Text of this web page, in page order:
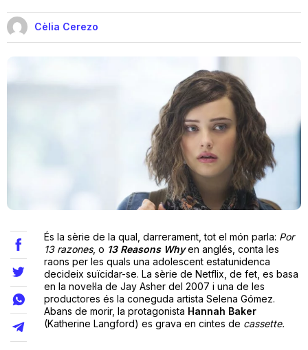
Videoclips
Cinema i Televisió
Teatre
Internet
Opinió
Llibres
La Llista
Llocs
Cèlia Cerezo
És la sèrie de la qual, darrerament, tot el món parla: Por
13 razones, o 13 Reasons Whyen anglés, conta les
raons per les quals una adolescent estatunidenca
decideix suïcidar-se. La sèrie de Netflix, de fet, es basa
en la novel·la de Jay Asher del 2007 i una de les
productores és la coneguda artista Selena Gómez.
Abans de morir, la protagonista Hannah Baker
(Katherine Langford) es grava en cintes de cassette.